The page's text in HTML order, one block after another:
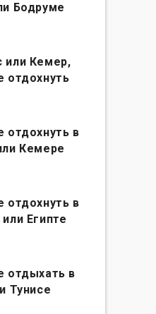
Бодруме
или Кемер,
отдохнуть
отдохнуть в
Кемере
отдохнуть в
Египте
отдыхать в
Тунисе